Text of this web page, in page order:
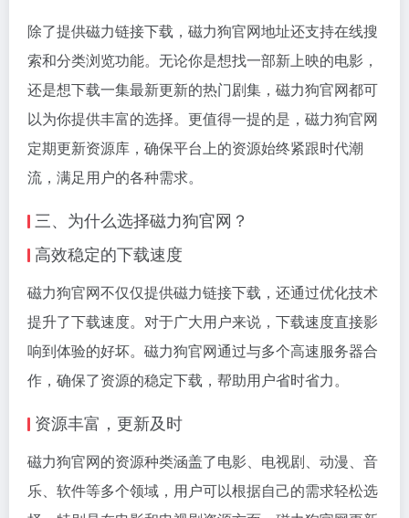
除了提供磁力链接下载，磁力狗官网地址还支持在线搜
索和分类浏览功能。无论你是想找一部新上映的电影，
还是想下载一集最新更新的热门剧集，磁力狗官网都可
以为你提供丰富的选择。更值得一提的是，磁力狗官网
定期更新资源库，确保平台上的资源始终紧跟时代潮
流，满足用户的各种需求。
三、为什么选择磁力狗官网？
高效稳定的下载速度
磁力狗官网不仅仅提供磁力链接下载，还通过优化技术
提升了下载速度。对于广大用户来说，下载速度直接影
响到体验的好坏。磁力狗官网通过与多个高速服务器合
作，确保了资源的稳定下载，帮助用户省时省力。
资源丰富，更新及时
磁力狗官网的资源种类涵盖了电影、电视剧、动漫、音
乐、软件等多个领域，用户可以根据自己的需求轻松选